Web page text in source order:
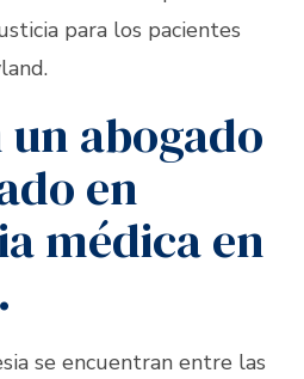
para los pacientes
abogado
en
médica en
se encuentran entre las